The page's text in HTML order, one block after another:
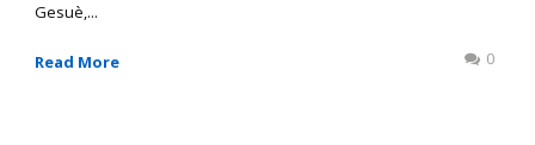
Gesuè,...
Read More 0